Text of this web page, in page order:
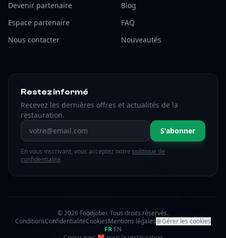
Devenir partenaire
Espace partenaire
Nous contacter
Blog
FAQ
Nouveautés
Restez informé
Recevez les dernières offres et actualités de la
restauration.
Adresse email S'abonner
En vous inscrivant, vous acceptez notre politique de
confidentialité.
© 2026 Foodjober. Tous droits réservés.
ConditionsConfidentialitéCookiesMentions légales
Gérer les cookies
FR·EN